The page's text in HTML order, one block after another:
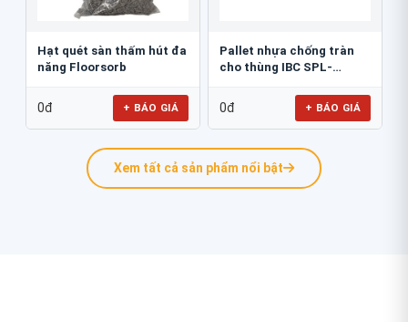
Hạt quét sàn thấm hút đa
năng Floorsorb
0đ + BÁO GIÁ
Pallet nhựa chống tràn
cho thùng IBC SPL-
0đ + BÁO GIÁ
Xem tất cả sản phẩm nổi bật